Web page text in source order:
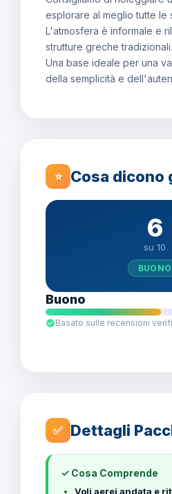
esplorare al meglio tutte le
L'atmosfera è informale e
strutture greche tradizionali.
Una base ideale per una
della semplicità e
⭐ Cosa dicono
6
su 10
BUONO
Buono
Basato sulle recensioni
✅ Dettagli
✓ Cosa Comprende
Voli aerei andata e